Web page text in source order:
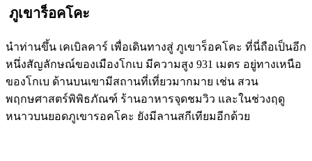
ภูเขาร็อคโคะ
นำท่านขึ้น เคเบิลคาร์ เพื่อเดินทางสู่ ภูเขาร็อคโคะ ที่นี่ถือเป็นอีก
หนึ่งสัญลักษณ์ของเมืองโกเบ มีความสูง 931 เมตร อยู่ทางเหนือ
ของโกเบ ด้านบนเขามีสถานที่เที่ยวมากมาย เช่น สวน
พฤกษศาสตร์พิพิธภัณฑ์ ร้านอาหารจุดชมวิว และในช่วงฤดู
หนาวบนยอดภูเขารอคโคะ ยังมีลานสกีเทียมอีกด้วย